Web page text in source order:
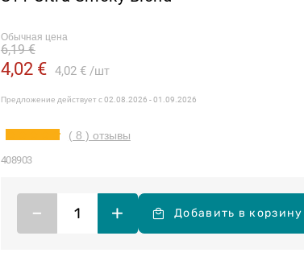
Обычная цена
4,02 € 4,02 € шт
6,19 €
Предложение действует с02.08.2026 - 01.09.2026
( 8 ) отзывы
408903
– + Добавить в корзину